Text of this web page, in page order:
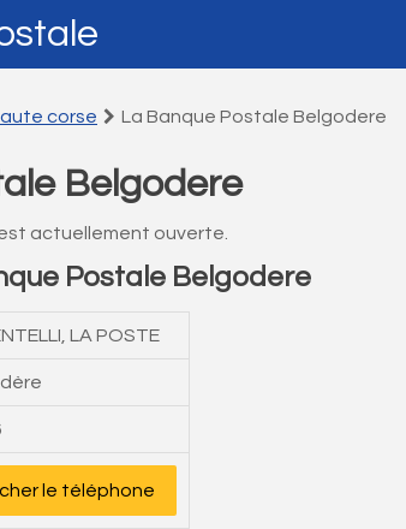
corse La Banque Postale Belgodere
Belgodere
actuellement ouverte.
Postale Belgodere
LA POSTE
le téléphone